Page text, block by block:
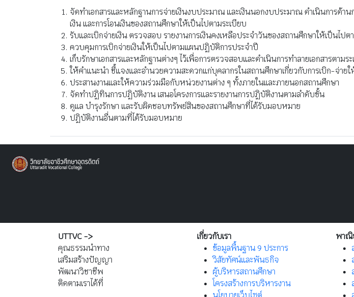
จัดทำเอกสารและหลักฐานการจ่ายเงินงบประมาณ และเงินนอกงบประมาณ ดำเนินการด้าน
เงิน และการโอนเงินของสถานศึกษาให้เป็นไปตามระเบียบ
รับและเบิกจ่ายเงิน ตรวจสอบ รายงานการเงินคงเหลือประจำวันของสถานศึกษาให้เป็นไปต
ควบคุมการเบิกจ่ายเงินให้เป็นไปตามแผนปฏิบัติการประจำปี
เก็บรักษาเอกสารและหลักฐานต่างๆ ไว้เพื่อการตรวจสอบและดำเนินการทำลายเอกสารตามร
ให้คำแนะนำ ชี้แจงและอำนวยความสะดวกแก่บุคลากรในสถานศึกษาเกี่ยวกับการเบิก-จ่าย
ประสานงานและให้ความร่วมมือกับหน่วยงานต่าง ๆ ทั้งภายในและภายนอกสถานศึกษา
จัดทำปฏิทินการปฏิบัติงาน เสนอโครงการและรายงานการปฏิบัติงานตามลำดับขั้น
ดูแล บำรุงรักษา และรับผิดชอบทรัพย์สินของสถานศึกษาที่ได้รับมอบหมาย
ปฏิบัติงานอื่นตามที่ได้รับมอบหมาย
UTTVC ->
คุณธรรมนำทาง
เสริมสร้างปัญญา
พัฒนาวิชาชีพ
ติดตามเราได้ที่
เกี่ยวกับเรา
ข้อมูลพื้นฐาน 9 ประการ
วิสัยทัศน์และพันธกิจ
ผู้บริหารสถานศึกษา
โครงสร้างการบริหารงาน
พาณิ